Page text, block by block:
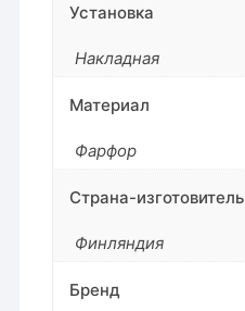
Установка
Накладная
Материал
Фарфор
Страна-изготовитель
Финляндия
Бренд